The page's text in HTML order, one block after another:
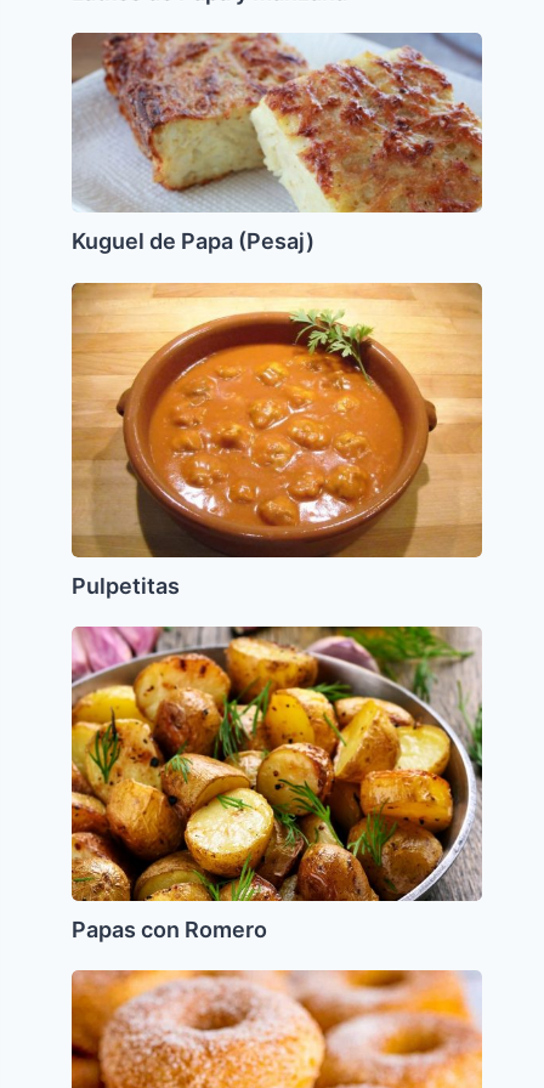
Kuguel
de
Papa
(Pesaj)
Kuguel de Papa (Pesaj)
Pulpetitas
Pulpetitas
Papas
con
Romero
Papas con Romero
Sufganiot
de
azucar
y